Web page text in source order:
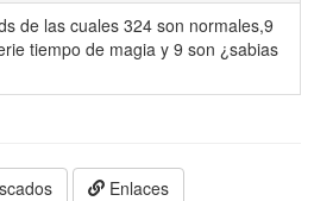
de las cuales 324 son normales,9
tiempo de magia y 9 son ¿sabias
Enlaces